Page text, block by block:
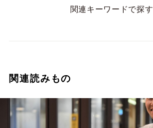
関連キーワードで探す
関連読みもの